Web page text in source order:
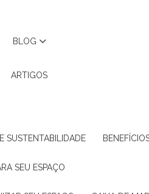
BLOG
ARTIGOS
SUSTENTABILIDADE
SEU ESPAÇO